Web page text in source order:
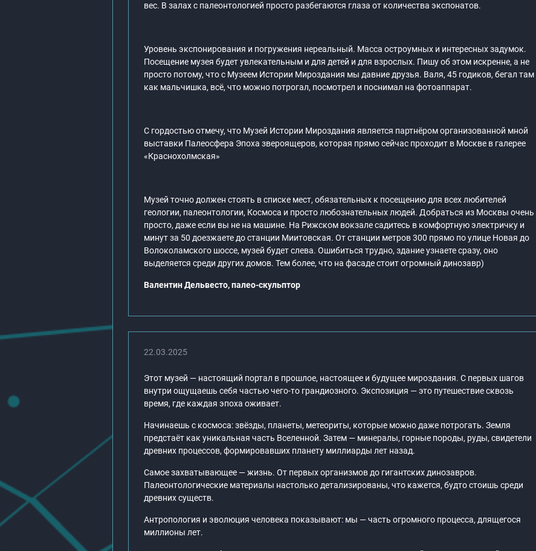
вес. В залах с палеонтологией просто разбегаются глаза от количества экспонатов.
Уровень экспонирования и погружения нереальный. Масса остроумных и интересных задумок.
Посещение музея будет увлекательным и для детей и для взрослых. Пишу об этом искренне, а не
просто потому, что с Музеем Истории Мироздания мы давние друзья. Валя, 45 годиков, бегал там
как мальчишка, всё, что можно потрогал, посмотрел и поснимал на фотоаппарат.
С гордостью отмечу, что Музей Истории Мироздания является партнёром организованной мной
выставки Палеосфера Эпоха звероящеров, которая прямо сейчас проходит в Москве в галерее
«Краснохолмская»
Музей точно должен стоять в списке мест, обязательных к посещению для всех любителей
геологии, палеонтологии, Космоса и просто любознательных людей. Добраться из Москвы очень
просто, даже если вы не на машине. На Рижском вокзале садитесь в комфортную электричку и
минут за 50 доезжаете до станции Миитовская. От станции метров 300 прямо по улице Новая до
Волоколамского шоссе, музей будет слева. Ошибиться трудно, здание узнаете сразу, оно
выделяется среди других домов. Тем более, что на фасаде стоит огромный динозавр)
Валентин Дельвесто, палео-скульптор
22.03.2025
Этот музей — настоящий портал в прошлое, настоящее и будущее мироздания. С первых шагов
внутри ощущаешь себя частью чего-то грандиозного. Экспозиция — это путешествие сквозь
время, где каждая эпоха оживает.
Начинаешь с космоса: звёзды, планеты, метеориты, которые можно даже потрогать. Земля
предстаёт как уникальная часть Вселенной. Затем — минералы, горные породы, руды, свидетели
древних процессов, формировавших планету миллиарды лет назад.
Самое захватывающее — жизнь. От первых организмов до гигантских динозавров.
Палеонтологические материалы настолько детализированы, что кажется, будто стоишь среди
древних существ.
Антропология и эволюция человека показывают: мы — часть огромного процесса, длящегося
миллионы лет.